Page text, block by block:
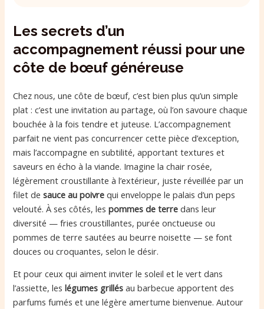
Les secrets d’un
accompagnement réussi pour une
côte de bœuf généreuse
Chez nous, une côte de bœuf, c’est bien plus qu’un simple
plat : c’est une invitation au partage, où l’on savoure chaque
bouchée à la fois tendre et juteuse. L’accompagnement
parfait ne vient pas concurrencer cette pièce d’exception,
mais l’accompagne en subtilité, apportant textures et
saveurs en écho à la viande. Imagine la chair rosée,
légèrement croustillante à l’extérieur, juste réveillée par un
filet desauce au poivre qui enveloppe le palais d’un peps
velouté. À ses côtés, lespommes de terre dans leur
diversité — fries croustillantes, purée onctueuse ou
pommes de terre sautées au beurre noisette — se font
douces ou croquantes, selon le désir.
Et pour ceux qui aiment inviter le soleil et le vert dans
l’assiette, leslégumes grillés au barbecue apportent des
parfums fumés et une légère amertume bienvenue. Autour